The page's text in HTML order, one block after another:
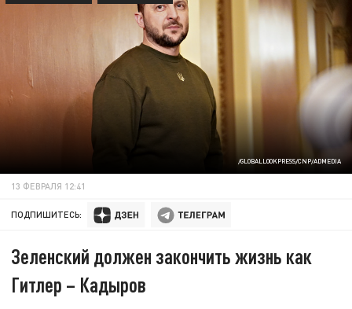
/GLOBALLOOKPRESS/CNP/ADMEDIA
13 ФЕВРАЛЯ 12:41
ПОДПИШИТЕСЬ:
Зеленский должен закончить жизнь как
Гитлер – Кадыров